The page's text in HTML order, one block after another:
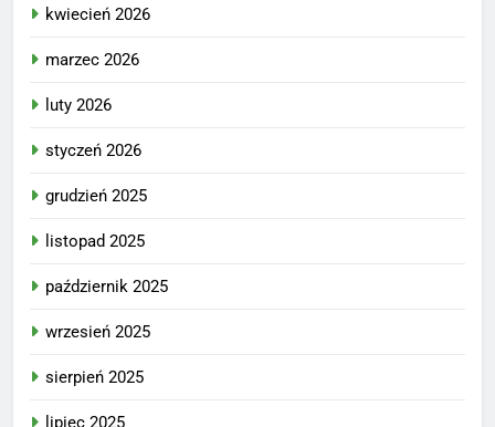
kwiecień 2026
marzec 2026
luty 2026
styczeń 2026
grudzień 2025
listopad 2025
październik 2025
wrzesień 2025
sierpień 2025
lipiec 2025